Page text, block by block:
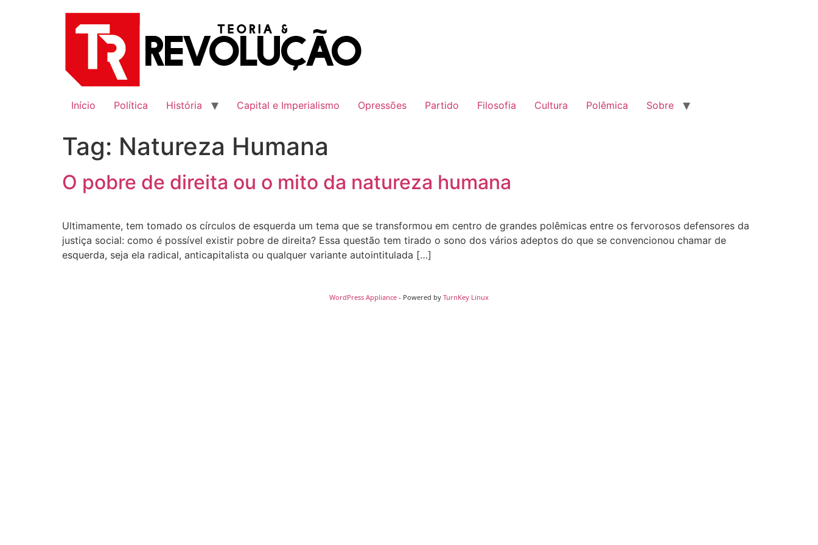
Início Política História Capital e Imperialismo Opressões Partido Filosofia Cultura Polêmica Sobre
Tag: Natureza Humana
O pobre de direita ou o mito da natureza humana
Ultimamente, tem tomado os círculos de esquerda um tema que se transformou em centro de grandes polêmicas entre os fervorosos defensores da
justiça social: como é possível existir pobre de direita? Essa questão tem tirado o sono dos vários adeptos do que se convencionou chamar de
esquerda, seja ela radical, anticapitalista ou qualquer variante autointitulada […]
WordPress Appliance - Powered by TurnKey Linux